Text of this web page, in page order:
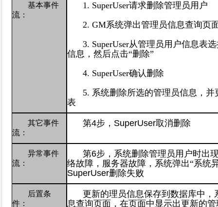
基本事件
流：
1. SuperUser请求删除管理员用户
2. GM系统弹出管理员信息查询页
3. SuperUser从管理员用户信息表
信息，然后点击“删除”
4. SuperUser确认删除
5. 系统删除所选的管理员信息，
表
其它事件
流：
第4步， SuperUser取消删除
异常事件
流：
第6步，系统删除管理员用户时出
络故障，服务器故障，系统弹出“系统
SuperUser删除失败
后置条
件：
更新的理员信息保存到数据库中，
息查询页面，在页面中显示出更新的